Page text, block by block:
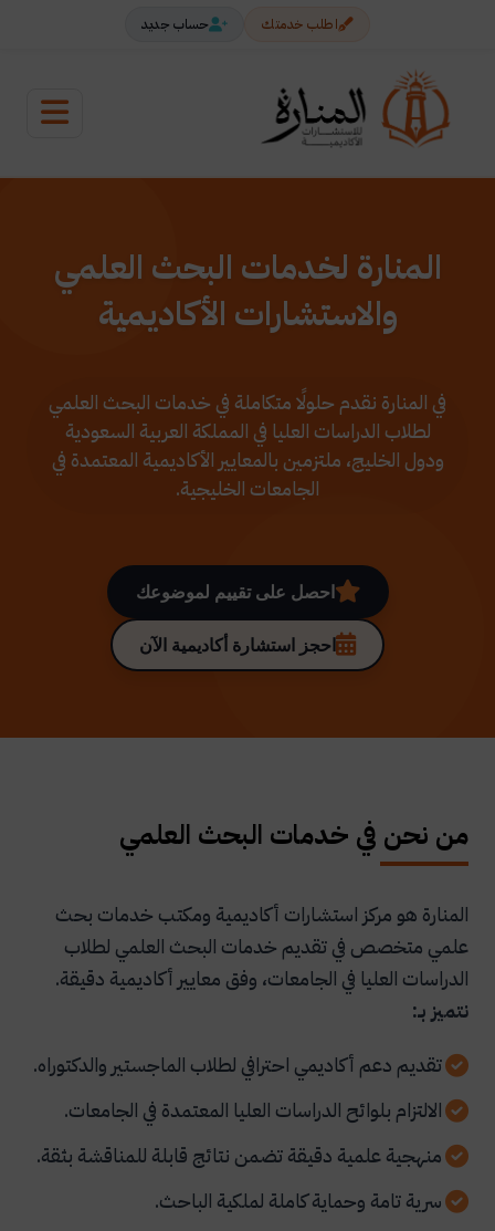
اطلب خدمتك حساب جديد
المنارة لخدمات البحث العلمي
والاستشارات الأكاديمية
في المنارة نقدم حلولًا متكاملة في خدمات البحث العلمي
لطلاب الدراسات العليا في المملكة العربية السعودية
ودول الخليج، ملتزمين بالمعايير الأكاديمية المعتمدة في
الجامعات الخليجية.
احصل على تقييم لموضوعك
احجز استشارة أكاديمية الآن
من نحن في خدمات البحث العلمي
المنارة هو مركز استشارات أكاديمية ومكتب خدمات بحث
علمي متخصص في تقديم خدمات البحث العلمي لطلاب
الدراسات العليا في الجامعات، وفق معايير أكاديمية دقيقة.
نتميز بـ:
تقديم دعم أكاديمي احترافي لطلاب الماجستير والدكتوراه.
الالتزام بلوائح الدراسات العليا المعتمدة في الجامعات.
منهجية علمية دقيقة تضمن نتائج قابلة للمناقشة بثقة.
سرية تامة وحماية كاملة لملكية الباحث.